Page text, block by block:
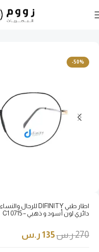
-50%
اطار طبي DIFINITY للرجال والنساء
دائري لون أسود و ذهبي – 0715 C1
270ر.س135 ر.س